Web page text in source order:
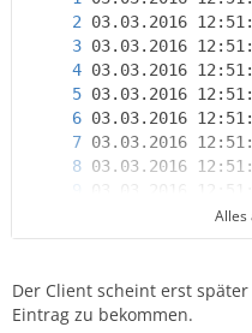
Alles
Der Client scheint erst
Eintrag zu bekommen.